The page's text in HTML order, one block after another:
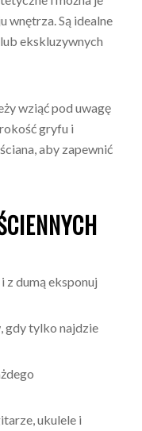
wnętrza. Są idealne
ekskluzywnych
wziąć pod uwagę
gryfu i
aby zapewnić
z dumą eksponuj
gdy tylko najdzie
ukulele i